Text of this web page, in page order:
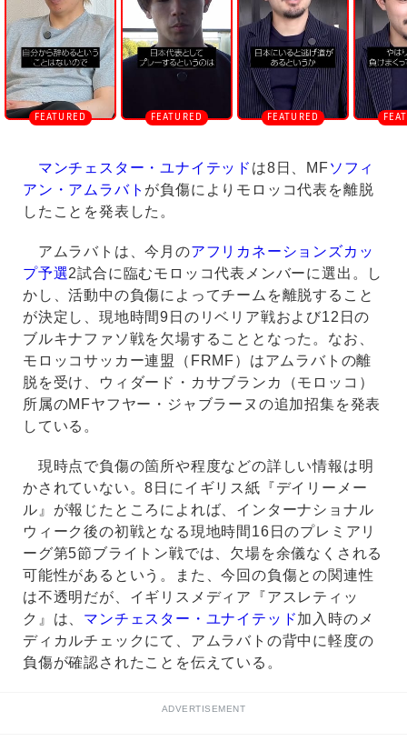
e
マンチェスター・ユナイテッド は8日、MFソフィ
アン・アムラバト が負傷によりモロッコ代表を離脱
したことを発表した。
アムラバトは、今月のアフリカネーションズカッ
プ予選2試合に臨むモロッコ代表メンバーに選出。し
かし、活動中の負傷によってチームを離脱すること
が決定し、現地時間9日のリベリア戦および12日の
ブルキナファソ戦を欠場することとなった。なお、
モロッコサッカー連盟（FRMF）はアムラバトの離
脱を受け、ウィダード・カサブランカ（モロッコ）
所属のMFヤフヤー・ジャブラーヌの追加招集を発表
している。
現時点で負傷の箇所や程度などの詳しい情報は明
かされていない。8日にイギリス紙『デイリーメー
ル』が報じたところによれば、インターナショナル
ウィーク後の初戦となる現地時間16日のプレミアリ
ーグ第5節ブライトン戦では、欠場を余儀なくされる
可能性があるという。また、今回の負傷との関連性
は不透明だが、イギリスメディア『アスレティッ
ク』は、 マンチェスター・ユナイテッド加入時のメ
ディカルチェックにて、アムラバトの背中に軽度の
負傷が確認されたことを伝えている。
ADVERTISEMENT